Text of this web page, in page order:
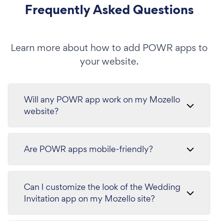
Frequently Asked Questions
Learn more about how to add POWR apps to
your website.
Will any POWR app work on my Mozello
website?
Are POWR apps mobile-friendly?
Can I customize the look of the Wedding
Invitation app on my Mozello site?